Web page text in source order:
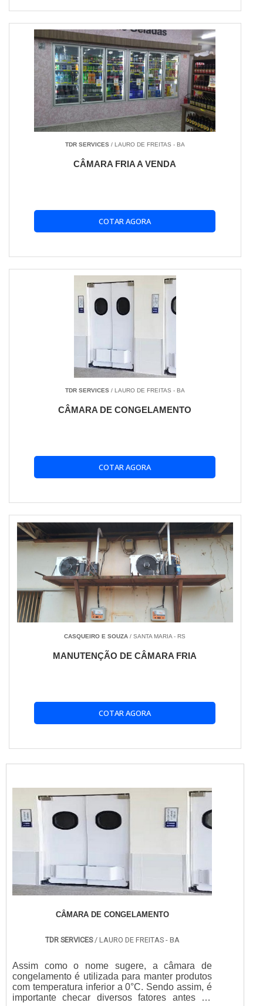
TDR SERVICES/ LAURO DE FREITAS - BA
CÂMARA FRIA A VENDA
COTAR AGORA
TDR SERVICES/ LAURO DE FREITAS - BA
CÂMARA DE CONGELAMENTO
COTAR AGORA
CASQUEIRO E SOUZA / SANTA MARIA - RS
MANUTENÇÃO DE CÂMARA FRIA
COTAR AGORA
CÂMARA DE CONGELAMENTO
TDR SERVICES / LAURO DE FREITAS - BA
Assim como o nome sugere, a câmara de
congelamento é utilizada para manter produtos
com temperatura inferior a 0°C. Sendo assim, é
importante checar diversos fatores antes de